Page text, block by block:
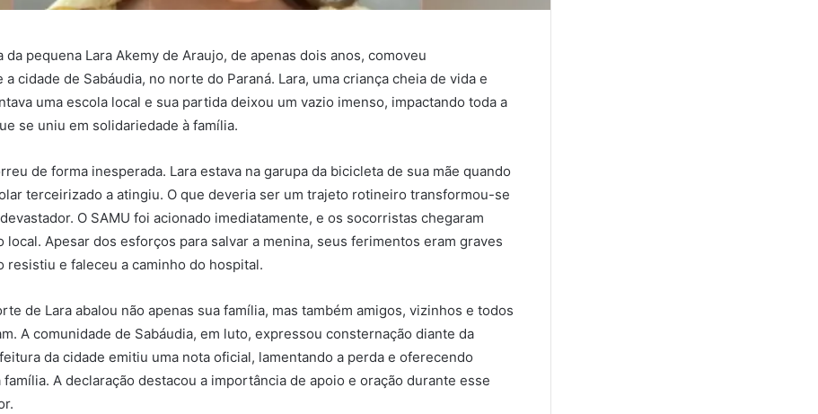
da pequena Lara Akemy de Araujo, de apenas dois anos, comoveu
cidade de Sabáudia, no norte do Paraná. Lara, uma criança cheia de vida e
uma escola local e sua partida deixou um vazio imenso, impactando toda a
se uniu em solidariedade à família.
de forma inesperada. Lara estava na garupa da bicicleta de sua mãe quando
terceirizado a atingiu. O que deveria ser um trajeto rotineiro transformou-se
O SAMU foi acionado imediatamente, e os socorristas chegaram
local. Apesar dos esforços para salvar a menina, seus ferimentos eram graves
resistiu e faleceu a caminho do hospital.
de Lara abalou não apenas sua família, mas também amigos, vizinhos e todos
A comunidade de Sabáudia, em luto, expressou consternação diante da
da cidade emitiu uma nota oficial, lamentando a perda e oferecendo
A declaração destacou a importância de apoio e oração durante esse